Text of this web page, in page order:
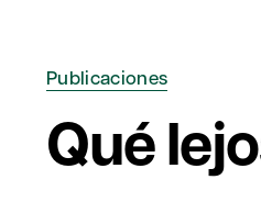
Publicaciones
Qué